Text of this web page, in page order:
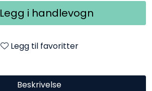
Legg i handlevogn
Legg til favoritter
Beskrivelse